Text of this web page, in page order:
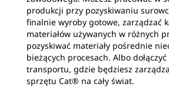
produkcji przy pozyskiwaniu
finalnie wyroby gotowe, zarządzać
materiałów używanych w różnych
pozyskiwać materiały pośrednie
bieżących procesach. Albo dołączyć
transportu, gdzie będziesz
sprzętu Cat® na cały świat.